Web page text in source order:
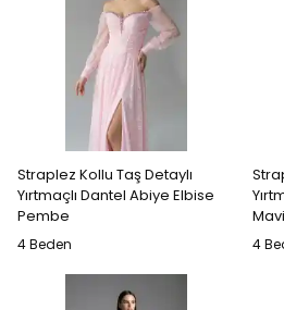
Straplez Kollu Taş Detaylı
Yırtmaçlı Dantel Abiye Elbise
Pembe
4 Beden
Mavi
4